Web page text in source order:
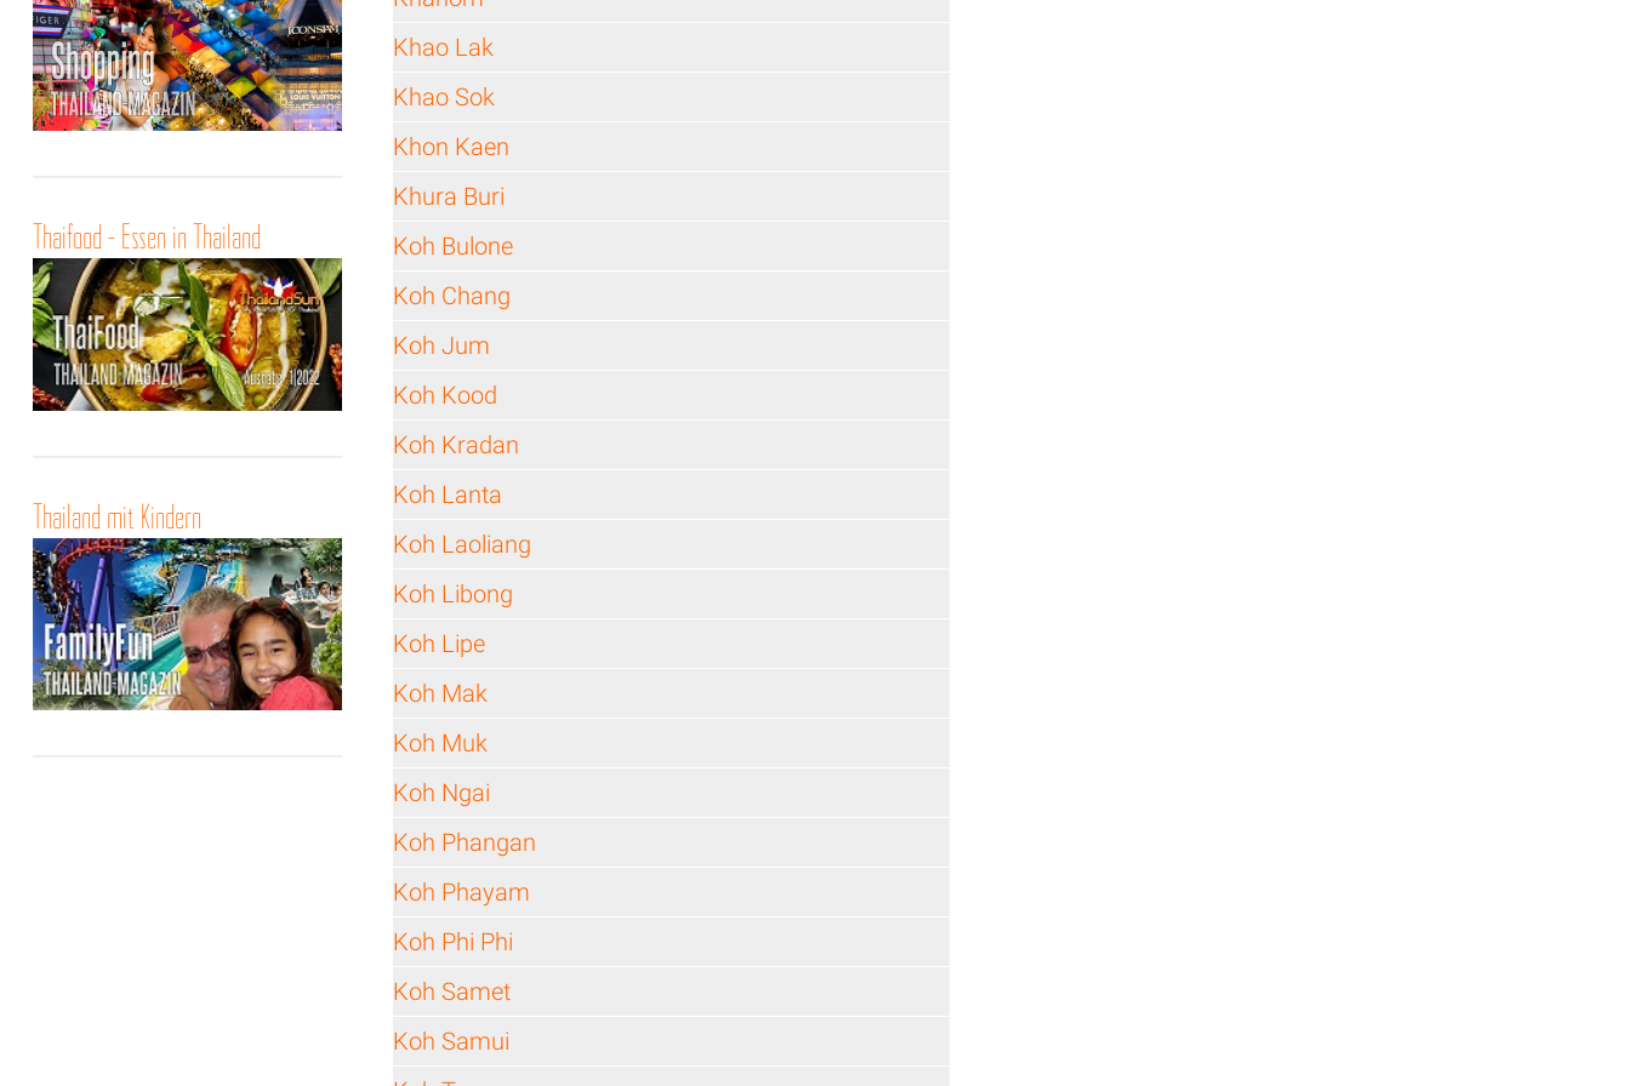
Khao Lak
Khao Sok
Khon Kaen
Khura Buri
Koh Bulone
Koh Chang
Koh Jum
Koh Kood
Koh Kradan
Koh Lanta
Koh Laoliang
Koh Libong
Koh Lipe
Koh Mak
Koh Muk
Koh Ngai
Koh Phangan
Koh Phayam
Koh Phi Phi
Koh Samet
Koh Samui
Thaifood - Essen in Thailand
Thailand mit Kindern